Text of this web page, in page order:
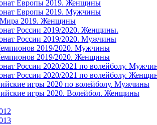
Европы 2019. Женщины
Европы 2019. Мужчины
2019. Женщины
России 2019/2020. Женщины.
России 2019/2020. Мужчины
2019/2020. Мужчины
2019/2020. Женщины
России 2020/2021 по волейболу.
России 2020/2021 по волейболу.
игры 2020 по волейболу. Мужчины
игры 2020. Волейбол. Женщины